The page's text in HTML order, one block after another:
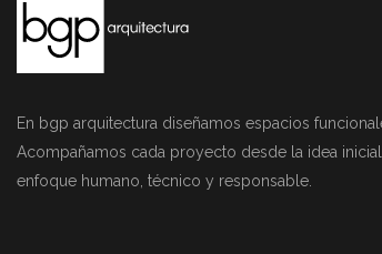
En bgp arquitectura diseñamos espacios
Acompañamos cada proyecto desde la idea
enfoque humano, técnico y responsable.